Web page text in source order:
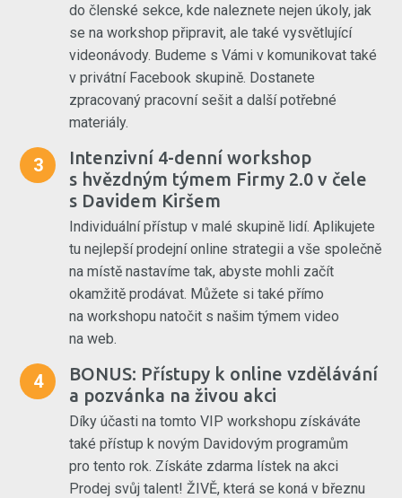
do členské sekce, kde naleznete nejen úkoly, jak
se na workshop připravit, ale také vysvětlující
videonávody. Budeme s Vámi v komunikovat také
v privátní Facebook skupině. Dostanete
zpracovaný pracovní sešit a další potřebné
materiály.
3
Intenzivní 4-denní workshop
s hvězdným týmem Firmy 2.0 v čele
s Davidem Kiršem
Individuální přístup v malé skupině lidí. Aplikujete
tu nejlepší prodejní online strategii a vše společně
na místě nastavíme tak, abyste mohli začít
okamžitě prodávat. Můžete si také přímo
na workshopu natočit s našim týmem video
na web.
4
BONUS: Přístupy k online vzdělávání
a pozvánka na živou akci
Díky účasti na tomto VIP workshopu získáváte
také přístup k novým Davidovým programům
pro tento rok. Získáte zdarma lístek na akci
Prodej svůj talent! ŽIVĚ, která se koná v březnu